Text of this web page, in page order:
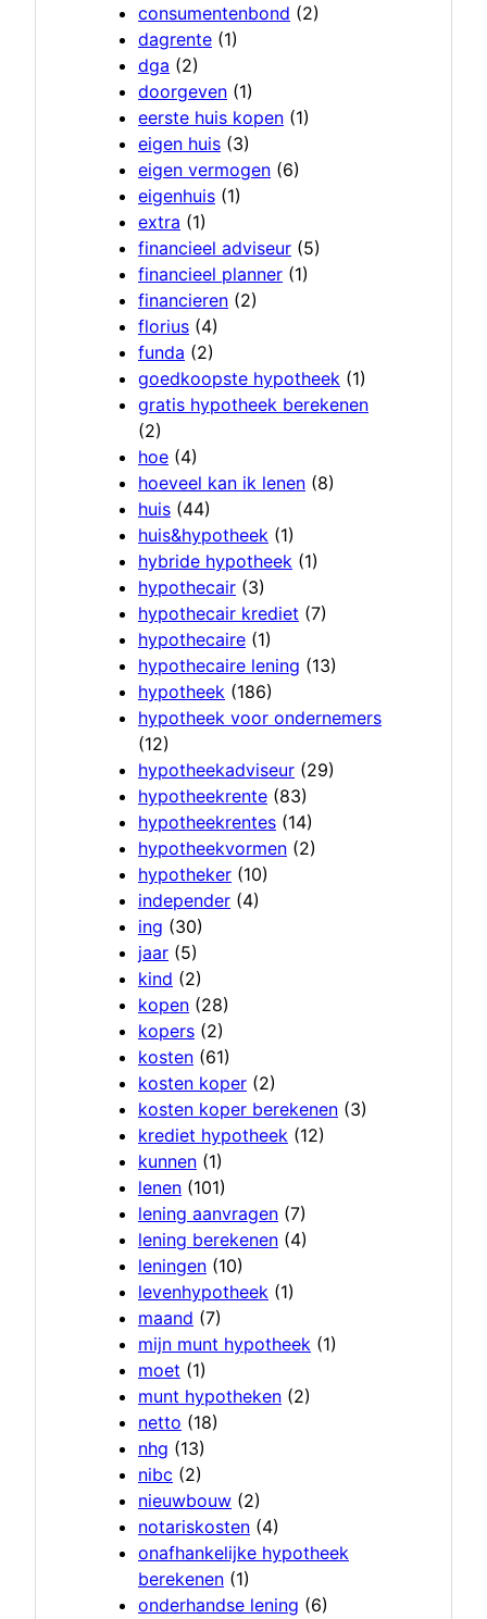
consumentenbond (2)
dagrente (1)
dga (2)
doorgeven (1)
eerste huis kopen (1)
eigen huis (3)
eigen vermogen (6)
eigenhuis (1)
extra (1)
financieel adviseur (5)
financieel planner (1)
financieren (2)
florius (4)
funda (2)
goedkoopste hypotheek (1)
gratis hypotheek berekenen
(2)
hoe (4)
hoeveel kan ik lenen (8)
huis (44)
huis&hypotheek (1)
hybride hypotheek (1)
hypothecair (3)
hypothecair krediet (7)
hypothecaire (1)
hypothecaire lening (13)
hypotheek (186)
hypotheek voor ondernemers
(12)
hypotheekadviseur (29)
hypotheekrente (83)
hypotheekrentes (14)
hypotheekvormen (2)
hypotheker (10)
independer (4)
ing (30)
jaar (5)
kind (2)
kopen (28)
kopers (2)
kosten (61)
kosten koper (2)
kosten koper berekenen (3)
krediet hypotheek (12)
kunnen (1)
lenen (101)
lening aanvragen (7)
lening berekenen (4)
leningen (10)
levenhypotheek (1)
maand (7)
mijn munt hypotheek (1)
moet (1)
munt hypotheken (2)
netto (18)
nhg (13)
nibc (2)
nieuwbouw (2)
notariskosten (4)
onafhankelijke hypotheek
berekenen (1)
onderhandse lening (6)